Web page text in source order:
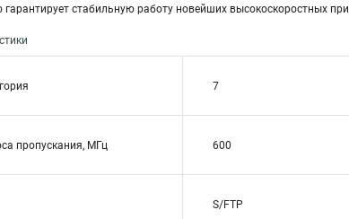
гарантирует стабильную работу новейших высокоскоростных
7
пропускания, МГц 600
S/FTP